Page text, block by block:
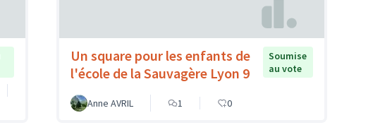
Un square pour les enfants de
l'école de la Sauvagère Lyon 9
Soumise
au vote
Anne AVRIL 1 0